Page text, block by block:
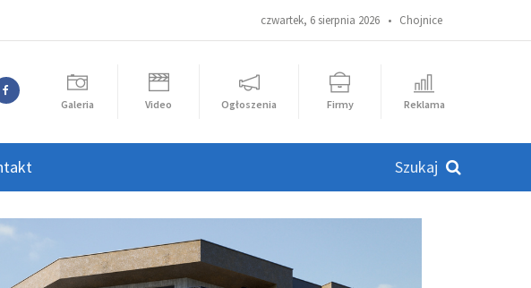
czwartek, 6 sierpnia 2026 • Chojnice
Galeria Video Ogłoszenia Firmy Reklama